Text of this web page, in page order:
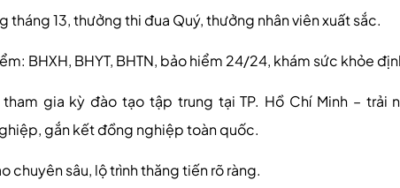
tháng 13, thưởng thi đua Quý, thưởng nhân viên xuất sắc.
BHXH, BHYT, BHTN, bảo hiểm 24/24, khám sức khỏe
gia kỳ đào tạo tập trung tại TP. Hồ Chí Minh – trải
gắn kết đồng nghiệp toàn quốc.
chuyên sâu, lộ trình thăng tiến rõ ràng.